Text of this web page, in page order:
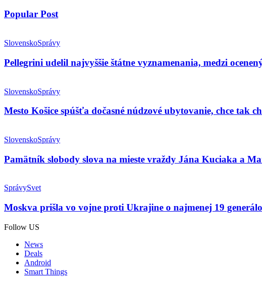
Popular Post
SlovenskoSprávy
Pellegrini udelil najvyššie štátne vyznamenania, medzi
SlovenskoSprávy
Mesto Košice spúšťa dočasné núdzové ubytovanie, chce tak
SlovenskoSprávy
Pamätník slobody slova na mieste vraždy Jána Kuciaka a
SprávySvet
Moskva prišla vo vojne proti Ukrajine o najmenej 19
Follow US
News
Deals
Android
Smart Things